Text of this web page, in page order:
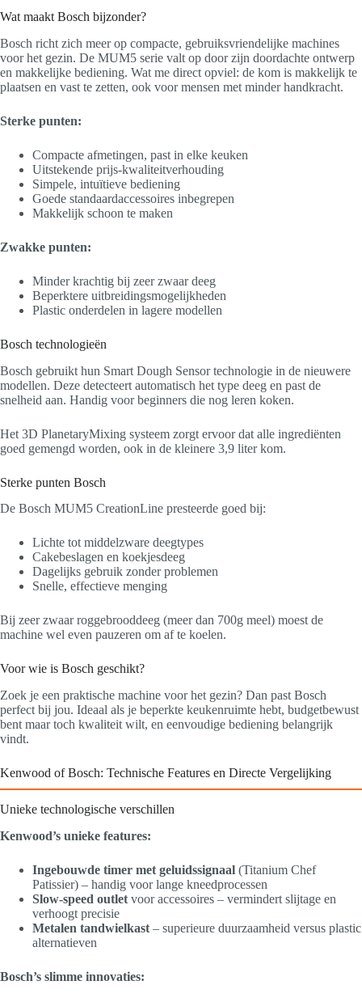
Wat maakt Bosch bijzonder?
Bosch richt zich meer op compacte, gebruiksvriendelijke machines
voor het gezin. De MUM5 serie valt op door zijn doordachte ontwerp
en makkelijke bediening. Wat me direct opviel: de kom is makkelijk te
plaatsen en vast te zetten, ook voor mensen met minder handkracht.
Sterke punten:
Compacte afmetingen, past in elke keuken
Uitstekende prijs-kwaliteitverhouding
Simpele, intuïtieve bediening
Goede standaardaccessoires inbegrepen
Makkelijk schoon te maken
Zwakke punten:
Minder krachtig bij zeer zwaar deeg
Beperktere uitbreidingsmogelijkheden
Plastic onderdelen in lagere modellen
Bosch technologieën
Bosch gebruikt hun Smart Dough Sensor technologie in de nieuwere
modellen. Deze detecteert automatisch het type deeg en past de
snelheid aan. Handig voor beginners die nog leren koken.
Het 3D PlanetaryMixing systeem zorgt ervoor dat alle ingrediënten
goed gemengd worden, ook in de kleinere 3,9 liter kom.
Sterke punten Bosch
De Bosch MUM5 CreationLine presteerde goed bij:
Lichte tot middelzware deegtypes
Cakebeslagen en koekjesdeeg
Dagelijks gebruik zonder problemen
Snelle, effectieve menging
Bij zeer zwaar roggebrooddeeg (meer dan 700g meel) moest de
machine wel even pauzeren om af te koelen.
Voor wie is Bosch geschikt?
Zoek je een praktische machine voor het gezin? Dan past Bosch
perfect bij jou. Ideaal als je beperkte keukenruimte hebt, budgetbewust
bent maar toch kwaliteit wilt, en eenvoudige bediening belangrijk
vindt.
Kenwood of Bosch: Technische Features en Directe Vergelijking
Unieke technologische verschillen
Kenwood’s unieke features:
Ingebouwde timer met geluidssignaal (Titanium Chef
Patissier) – handig voor lange kneedprocessen
Slow-speed outlet voor accessoires – vermindert slijtage en
verhoogt precisie
Metalen tandwielkast – superieure duurzaamheid versus plastic
alternatieven
Bosch’s slimme innovaties: